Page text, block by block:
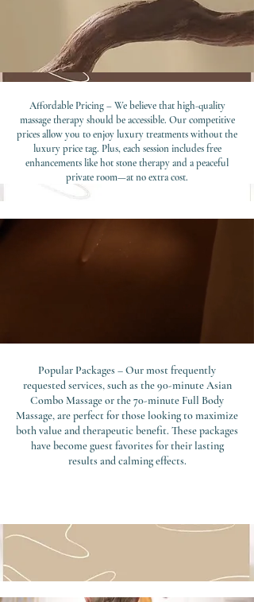
Affordable Pricing – We believe that high-quality
massage therapy should be accessible. Our competitive
prices allow you to enjoy luxury treatments without the
luxury price tag. Plus, each session includes free
enhancements like hot stone therapy and a peaceful
private room—at no extra cost.
Popular Packages – Our most frequently
requested services, such as the 90-minute Asian
Combo Massage or the 70-minute Full Body
Massage, are perfect for those looking to maximize
both value and therapeutic benefit. These packages
have become guest favorites for their lasting
results and calming effects.